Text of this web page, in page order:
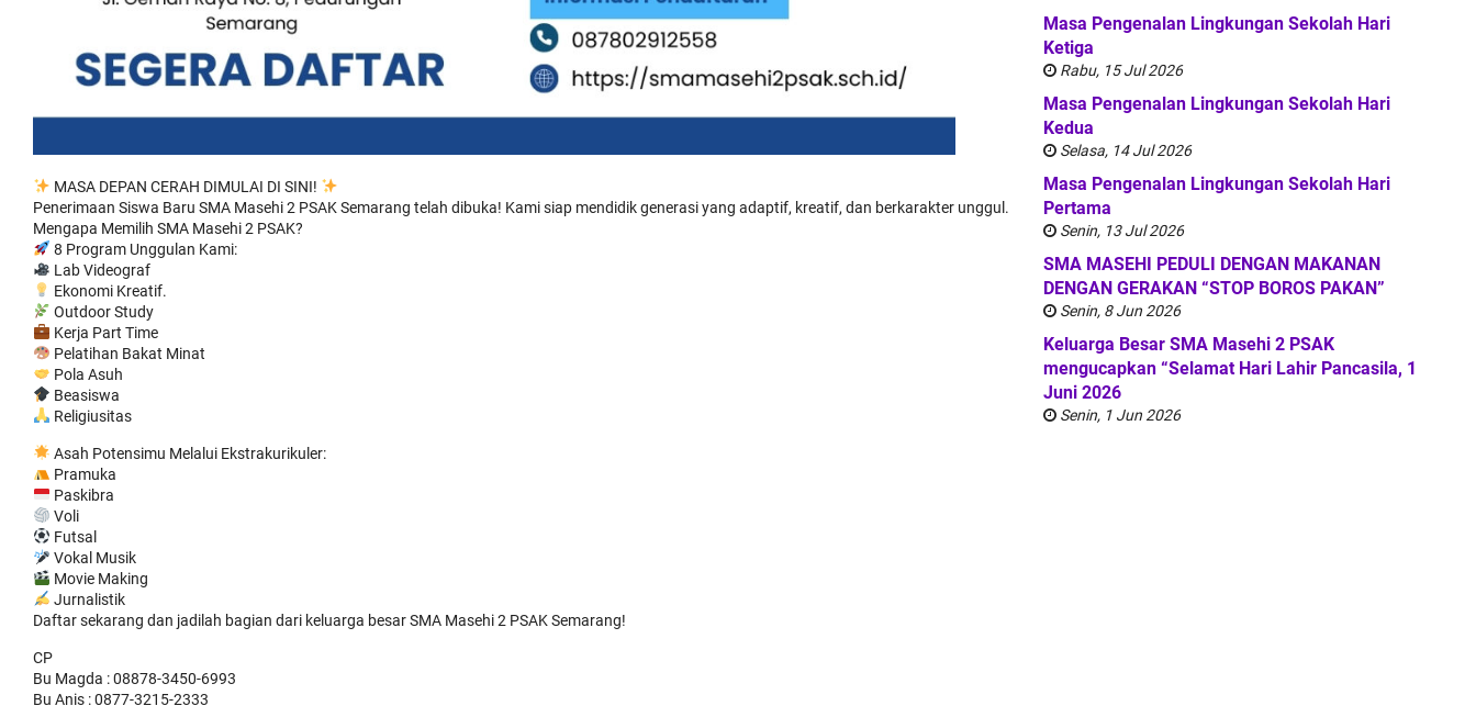
MASA DEPAN CERAH DIMULAI DI SINI!
Penerimaan Siswa Baru SMA Masehi 2 PSAK Semarang telah dibuka! Kami siap mendidik generasi yang adaptif, kreatif, dan berkarakter unggul.
Mengapa Memilih SMA Masehi 2 PSAK?
8 Program Unggulan Kami:
Lab Videograf
Ekonomi Kreatif.
Outdoor Study
Kerja Part Time
Pelatihan Bakat Minat
Pola Asuh
Beasiswa
Religiusitas
Asah Potensimu Melalui Ekstrakurikuler:
Pramuka
Paskibra
Voli
Futsal
Vokal Musik
Movie Making
Jurnalistik
Daftar sekarang dan jadilah bagian dari keluarga besar SMA Masehi 2 PSAK Semarang!
CP
Bu Magda : 08878-3450-6993
Bu Anis : 0877-3215-2333
Masa Pengenalan Lingkungan Sekolah Hari
Ketiga
Rabu, 15 Jul 2026
Masa Pengenalan Lingkungan Sekolah Hari
Kedua
Selasa, 14 Jul 2026
Masa Pengenalan Lingkungan Sekolah Hari
Pertama
Senin, 13 Jul 2026
SMA MASEHI PEDULI DENGAN MAKANAN
DENGAN GERAKAN “STOP BOROS PAKAN”
Senin, 8 Jun 2026
Keluarga Besar SMA Masehi 2 PSAK
mengucapkan “Selamat Hari Lahir Pancasila, 1
Juni 2026
Senin, 1 Jun 2026